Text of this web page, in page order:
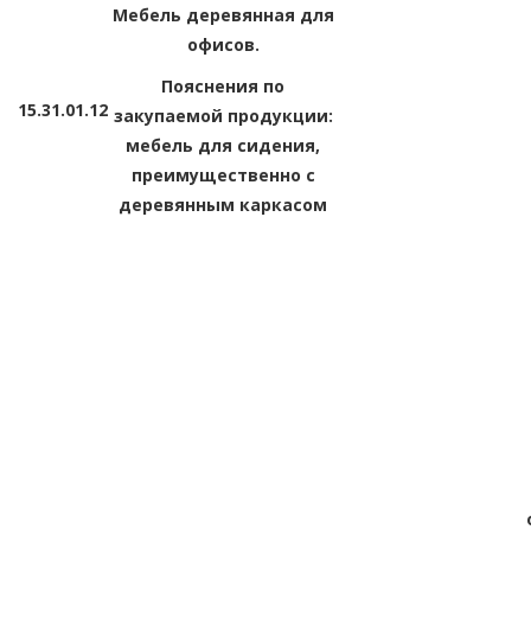
15.31.01.12
Мебель деревянная для
офисов.
Пояснения по
закупаемой продукции:
мебель для сидения,
преимущественно с
деревянным каркасом